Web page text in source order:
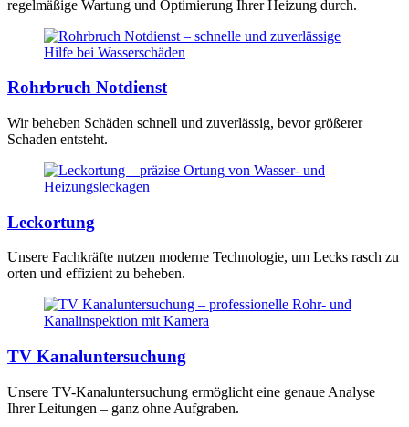
regelmäßige Wartung und Optimierung Ihrer Heizung durch.
Rohrbruch Notdienst
Wir beheben Schäden schnell und zuverlässig, bevor größerer
Schaden entsteht.
Leckortung
Unsere Fachkräfte nutzen moderne Technologie, um Lecks rasch zu
orten und effizient zu beheben.
TV Kanaluntersuchung
Unsere TV-Kanaluntersuchung ermöglicht eine genaue Analyse
Ihrer Leitungen – ganz ohne Aufgraben.